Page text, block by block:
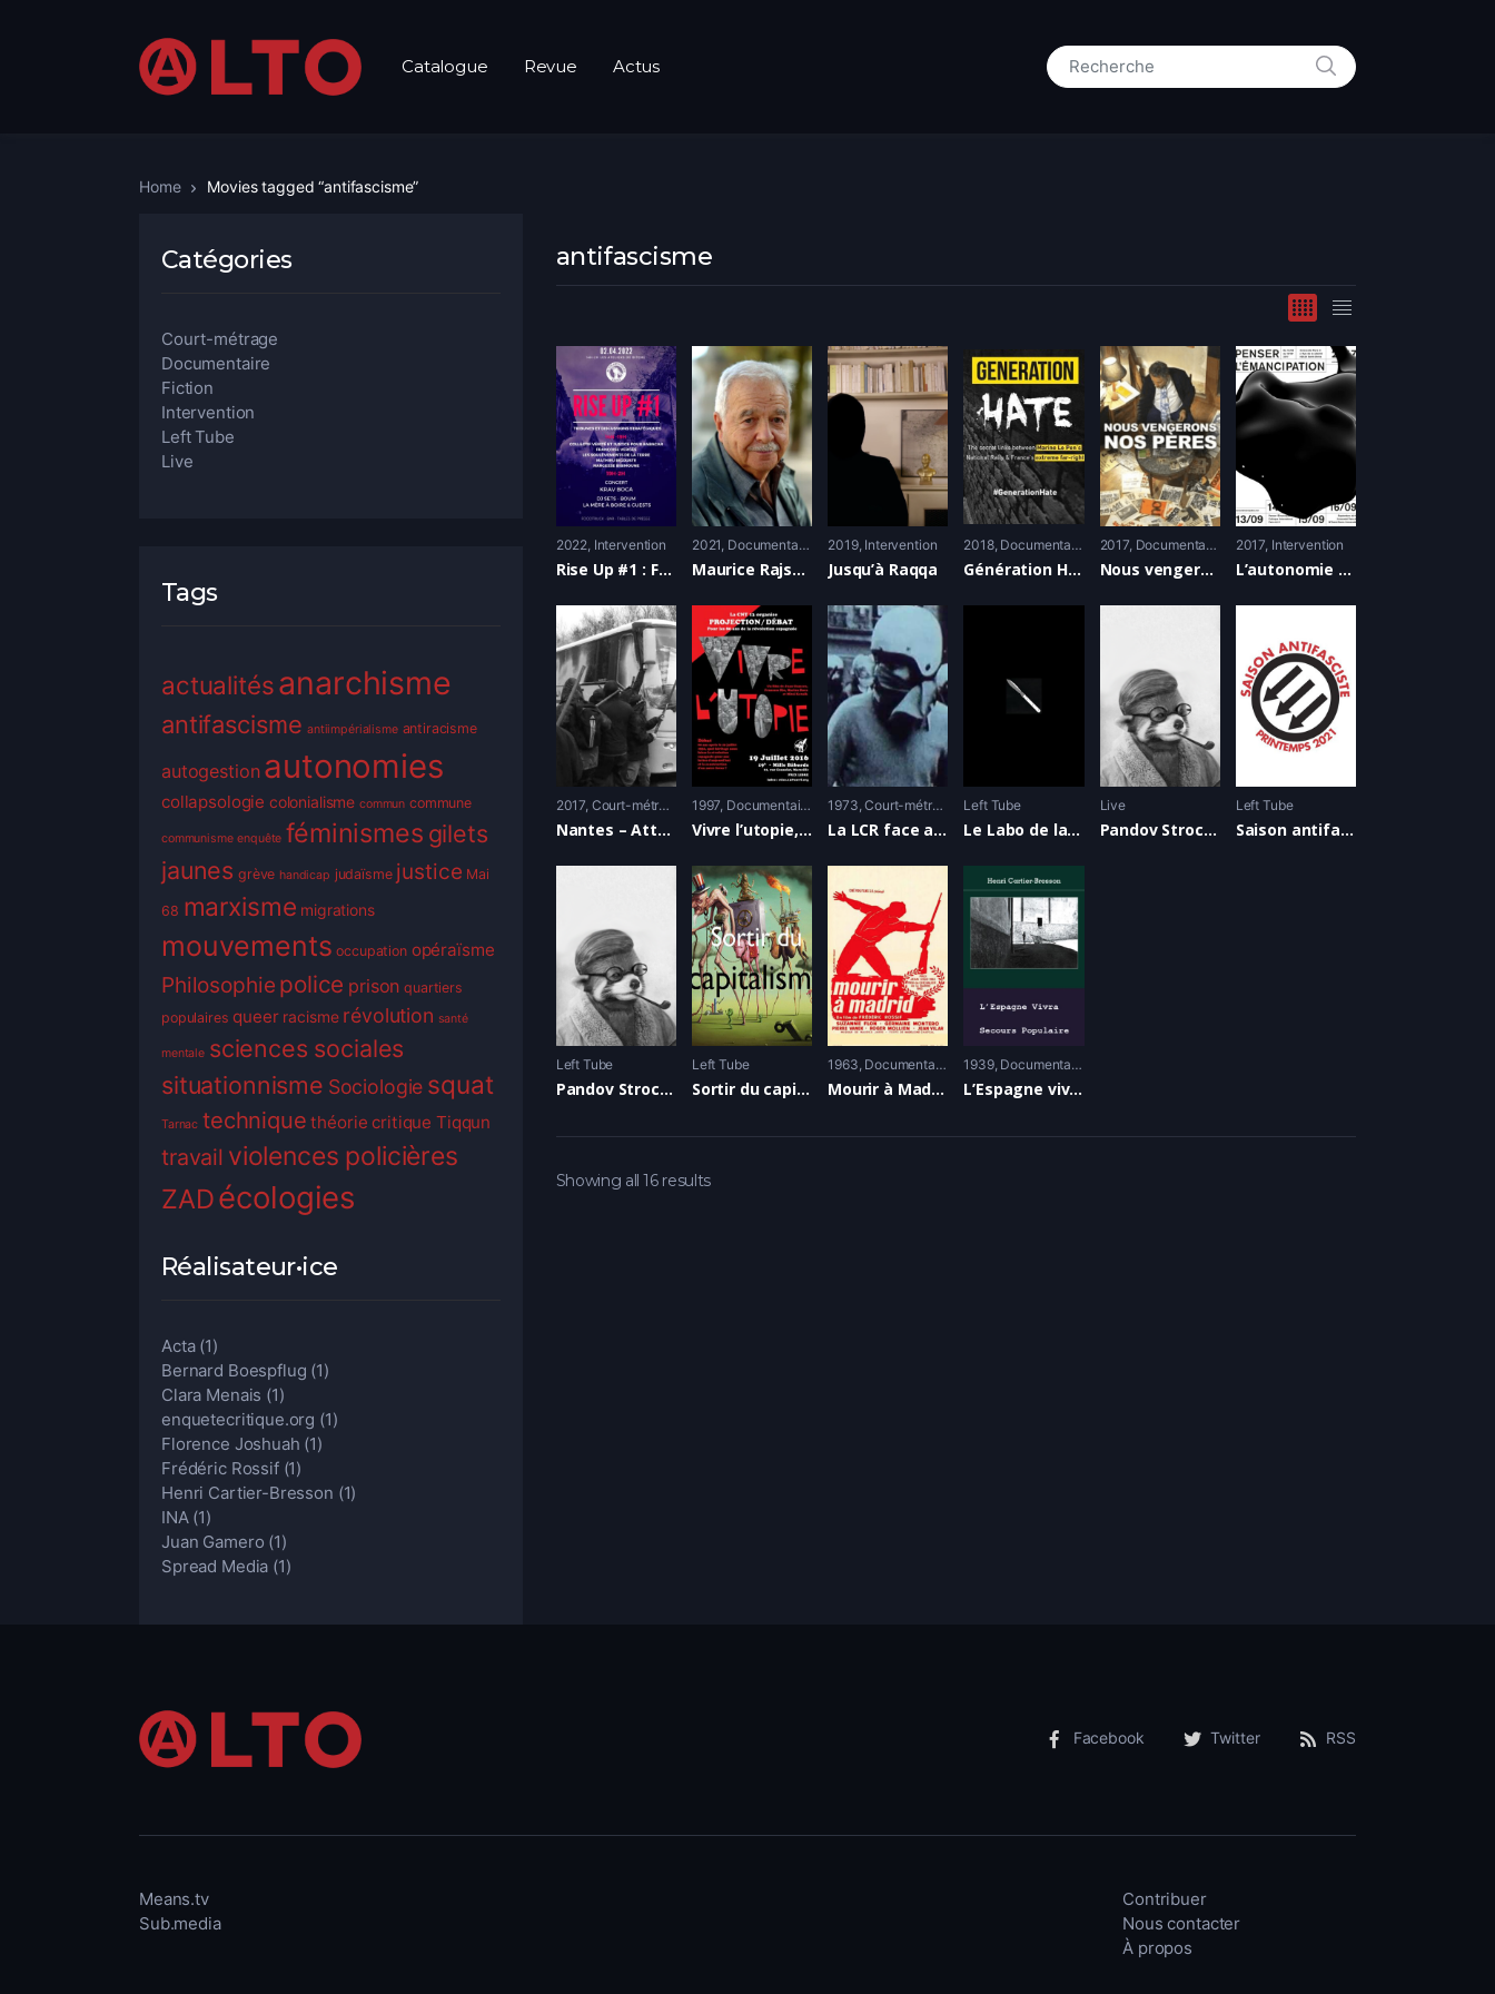
Catalogue Revue Actus Search for:
RECHERCHE
Home Movies tagged “antifascisme”
antifascisme
2022 Intervention
Rise Up #1 : FAIRE BLOC. Quelles alliances pour nous aujourd’hui?
2021 Documentaire
Maurice Rajsfus, une vie de lutte
2019 Intervention
Jusqu’à Raqqa
2018 Documentaire
Génération Hate
2017 Documentaire
Nous vengerons nos pères
2017 Intervention
L’autonomie s’organise – Negri, Rouillan, Merteuil et Starita
2017 Court-métrage
Nantes – Attaque coloriste des cars du Front National – 26 fevrier 2017
1997 Documentaire
Vivre l’utopie, ils ont réalisé l’anarchisme
1973 Court-métrage
La LCR face au meeting d’Ordre Nouveau – 22 juin 1973
Left Tube
Le Labo de la Légiste
Live
Pandov Strochnis ) Live
Left Tube
Saison antifasciste
Left Tube
Pandov Strochnis )
Left Tube
Sortir du capitalisme
1963 Documentaire
Mourir à Madrid
1939 Documentaire
L’Espagne vivra
Showing all 16 results
Catégories
Court-métrage
Documentaire
Fiction
Intervention
Left Tube
Live
Tags
actualitésanarchisme
antifascisme antiimpérialisme antiracisme
autogestion autonomies
collapsologie colonialisme commun commune
communisme enquête féminismes gilets
jaunes grève handicap judaïsme justice Mai
68 marxisme migrations
mouvements occupation opéraïsme
Philosophie police prison quartiers
populaires queer racisme révolution santé
mentale sciences sociales
situationnisme Sociologie squat
Tarnac technique théorie critique Tiqqun
travail violences policières
ZADécologies
Réalisateur•ice
Acta (1)
Bernard Boespflug (1)
Clara Menais (1)
enquetecritique.org (1)
Florence Joshuah (1)
Frédéric Rossif (1)
Henri Cartier-Bresson (1)
INA (1)
Juan Gamero (1)
Spread Media (1)
Facebook Twitter RSS
Means.tv
Sub.media
Contribuer
Nous contacter
À propos